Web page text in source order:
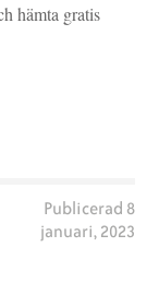
hämta gratis
Publicerad 8
januari, 2023